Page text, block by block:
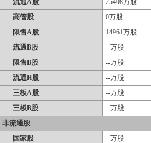
流通A股
25408万股
高管股
0万股
限售A股
14961万股
流通B股
--万股
限售B股
--万股
流通H股
--万股
三板A股
--万股
三板B股
--万股
非流通股
国家股
--万股